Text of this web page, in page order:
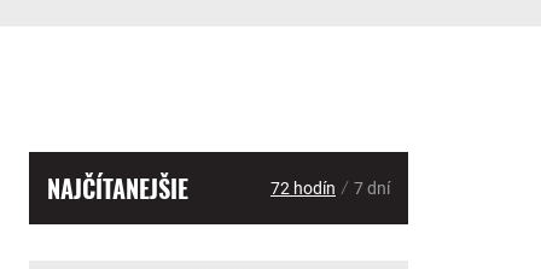
NAJČÍTANEJŠIE 72 hodín / 7 dní